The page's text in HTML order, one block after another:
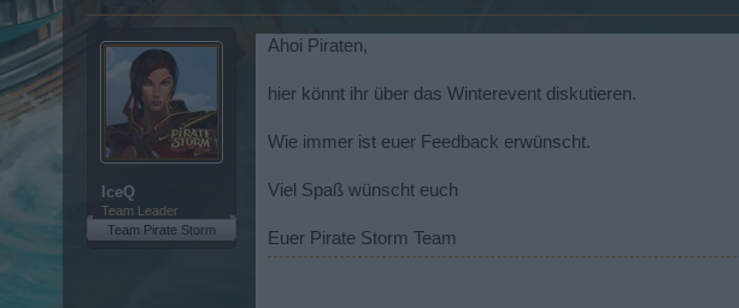
IceQ
Team Leader
Team Pirate Storm
Ahoi Piraten,
hier könnt ihr über das Winterevent diskutieren.
Wie immer ist euer Feedback erwünscht.
Viel Spaß wünscht euch
Euer Pirate Storm Team